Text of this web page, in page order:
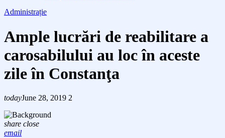
Administrație
Ample lucrări de reabilitare a
carosabilului au loc în aceste
zile în Constanţa
todayJune 28, 2019 2
share close
email